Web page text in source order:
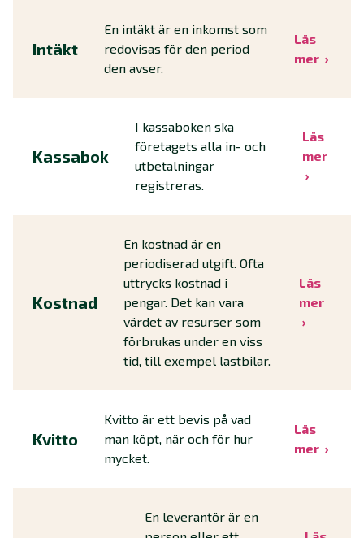
Intäkt
En intäkt är en inkomst som
redovisas för den period
den avser.
Läs
mer
Kassabok
I kassaboken ska
företagets alla in- och
utbetalningar
registreras.
Läs
mer
Kostnad
En kostnad är en
periodiserad utgift. Ofta
uttrycks kostnad i
pengar. Det kan vara
värdet av resurser som
förbrukas under en viss
tid, till exempel lastbilar.
Läs
mer
Kvitto
Kvitto är ett bevis på vad
man köpt, när och för hur
mycket.
Läs
mer
En leverantör är en